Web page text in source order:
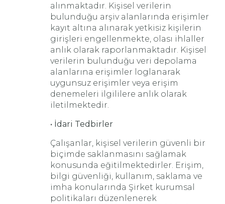
alınmaktadır. Kişisel verilerin
bulunduğu arşiv alanlarında erişimler
kayıt altına alınarak yetkisiz kişilerin
girişleri engellenmekte, olası ihlaller
anlık olarak raporlanmaktadır. Kişisel
verilerin bulunduğu veri depolama
alanlarına erişimler loglanarak
uygunsuz erişimler veya erişim
denemeleri ilgililere anlık olarak
iletilmektedir.
• İdari Tedbirler
Çalışanlar, kişisel verilerin güvenli bir
biçimde saklanmasını sağlamak
konusunda eğitilmektedirler. Erişim,
bilgi güvenliği, kullanım, saklama ve
imha konularında Şirket kurumsal
politikaları düzenlenerek